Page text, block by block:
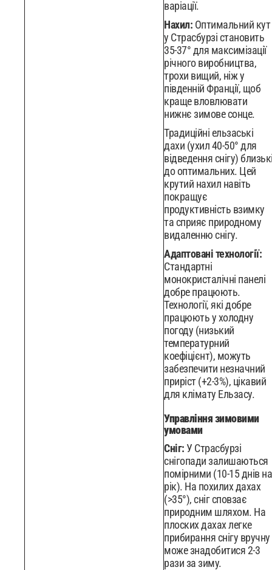
варіації.
Нахил: Оптимальний кут
у Страсбурзі становить
35-37° для максимізації
річного виробництва,
трохи вищий, ніж у
південній Франції, щоб
краще вловлювати
нижнє зимове сонце.
Традиційні ельзаські
дахи (ухил 40-50° для
відведення снігу)
до оптимальних. Цей
крутий нахил навіть
покращує
продуктивність взимку
та сприяє природному
видаленню снігу.
Адаптовані технології:
Стандартні
монокристалічні панелі
добре працюють.
Технології, які добре
працюють у холодну
погоду (низький
температурний
коефіцієнт), можуть
забезпечити незначний
приріст (+2-3%), цікавий
для клімату Ельзасу.
Управління зимовими
умовами
Сніг: У Страсбурзі
снігопади залишаються
помірними (10-15 днів на
рік). На похилих дахах
(>35°), сніг сповзає
природним шляхом. На
плоских дахах легке
прибирання снігу вручну
може знадобитися 2-3
рази за зиму.